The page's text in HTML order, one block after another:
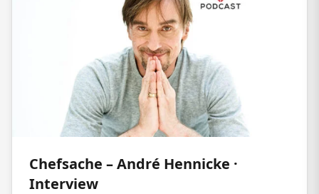
Chefsache – André Hennicke ·
Interview